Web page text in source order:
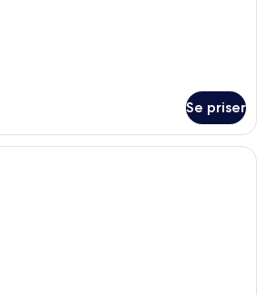
Se priser
Safe på rommet, skrivebord og